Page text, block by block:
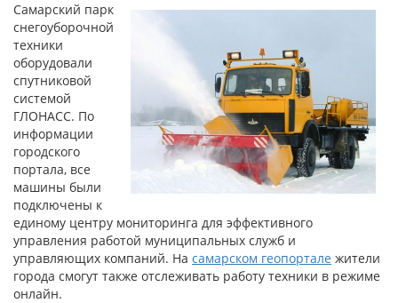
Самарский парк
снегоуборочной
техники
оборудовали
спутниковой
системой
ГЛОНАСС. По
информации
городского
портала, все
машины были
подключены к
единому центру мониторинга для эффективного
управления работой муниципальных служб и
управляющих компаний. На самарском геопортале жители
города смогут также отслеживать работу техники в режиме
онлайн.